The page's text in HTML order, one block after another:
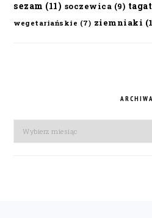
sezam (11) soczewica (9)
wegetariańskie (7) ziemniaki
ARCHIWA
Archiwa